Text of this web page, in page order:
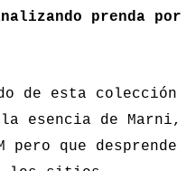
prenda por
de esta colección
esencia de Marni,
pero que desprende